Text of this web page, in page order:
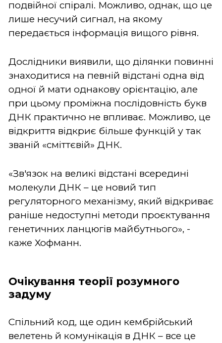
подвійної спіралі. Можливо, однак, що це
лише несучий сигнал, на якому
передається інформація вищого рівня.
Дослідники виявили, що ділянки повинні
знаходитися на певній відстані одна від
одної й мати однакову орієнтацію, але
при цьому проміжна послідовність букв
ДНК практично не впливає. Можливо, це
відкриття відкриє більше функцій у так
званій «сміттєвій» ДНК.
«Зв'язок на великі відстані всередині
молекули ДНК – це новий тип
регуляторного механізму, який відкриває
раніше недоступні методи проєктування
генетичних ланцюгів майбутнього», -
каже Хофманн.
Очікування теорії розумного
задуму
Спільний код, ще один кембрійський
велетень й комунікація в ДНК – все це